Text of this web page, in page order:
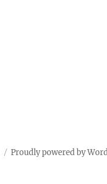
Proudly powered by